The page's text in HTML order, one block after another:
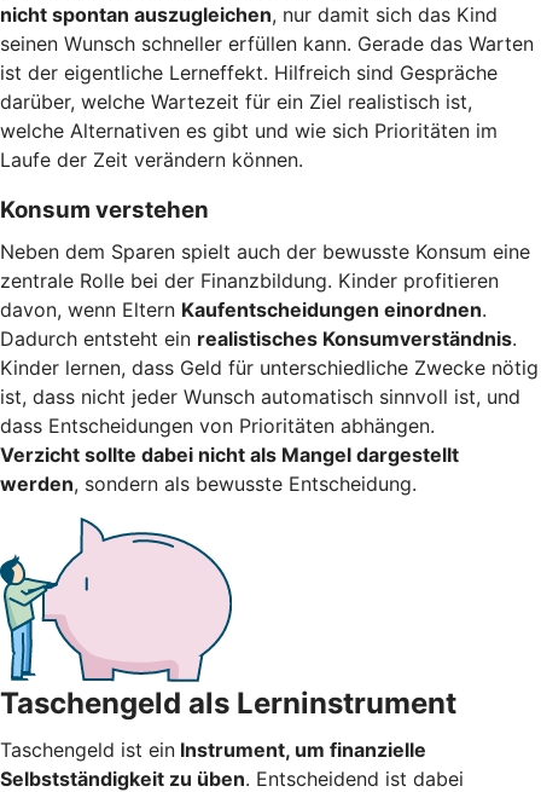
nicht spontan auszugleichen, nur damit sich das Kind
seinen Wunsch schneller erfüllen kann. Gerade das Warten
ist der eigentliche Lerneffekt. Hilfreich sind Gespräche
darüber, welche Wartezeit für ein Ziel realistisch ist,
welche Alternativen es gibt und wie sich Prioritäten im
Laufe der Zeit verändern können.
Konsum verstehen
Neben dem Sparen spielt auch der bewusste Konsum eine
zentrale Rolle bei der Finanzbildung. Kinder profitieren
davon, wenn Eltern Kaufentscheidungen einordnen.
Dadurch entsteht ein realistisches Konsumverständnis.
Kinder lernen, dass Geld für unterschiedliche Zwecke nötig
ist, dass nicht jeder Wunsch automatisch sinnvoll ist, und
dass Entscheidungen von Prioritäten abhängen.
Verzicht sollte dabei nicht als Mangel dargestellt
werden, sondern als bewusste Entscheidung.
Taschengeld als Lerninstrument
Taschengeld ist ein Instrument, um finanzielle
Selbstständigkeit zu üben. Entscheidend ist dabei